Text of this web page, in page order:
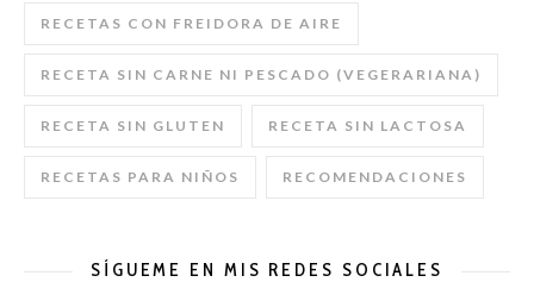
RECETAS CON FREIDORA DE AIRE
RECETA SIN CARNE NI PESCADO (VEGERARIANA)
RECETA SIN GLUTEN RECETA SIN LACTOSA
RECETAS PARA NIÑOS RECOMENDACIONES
SÍGUEME EN MIS REDES SOCIALES